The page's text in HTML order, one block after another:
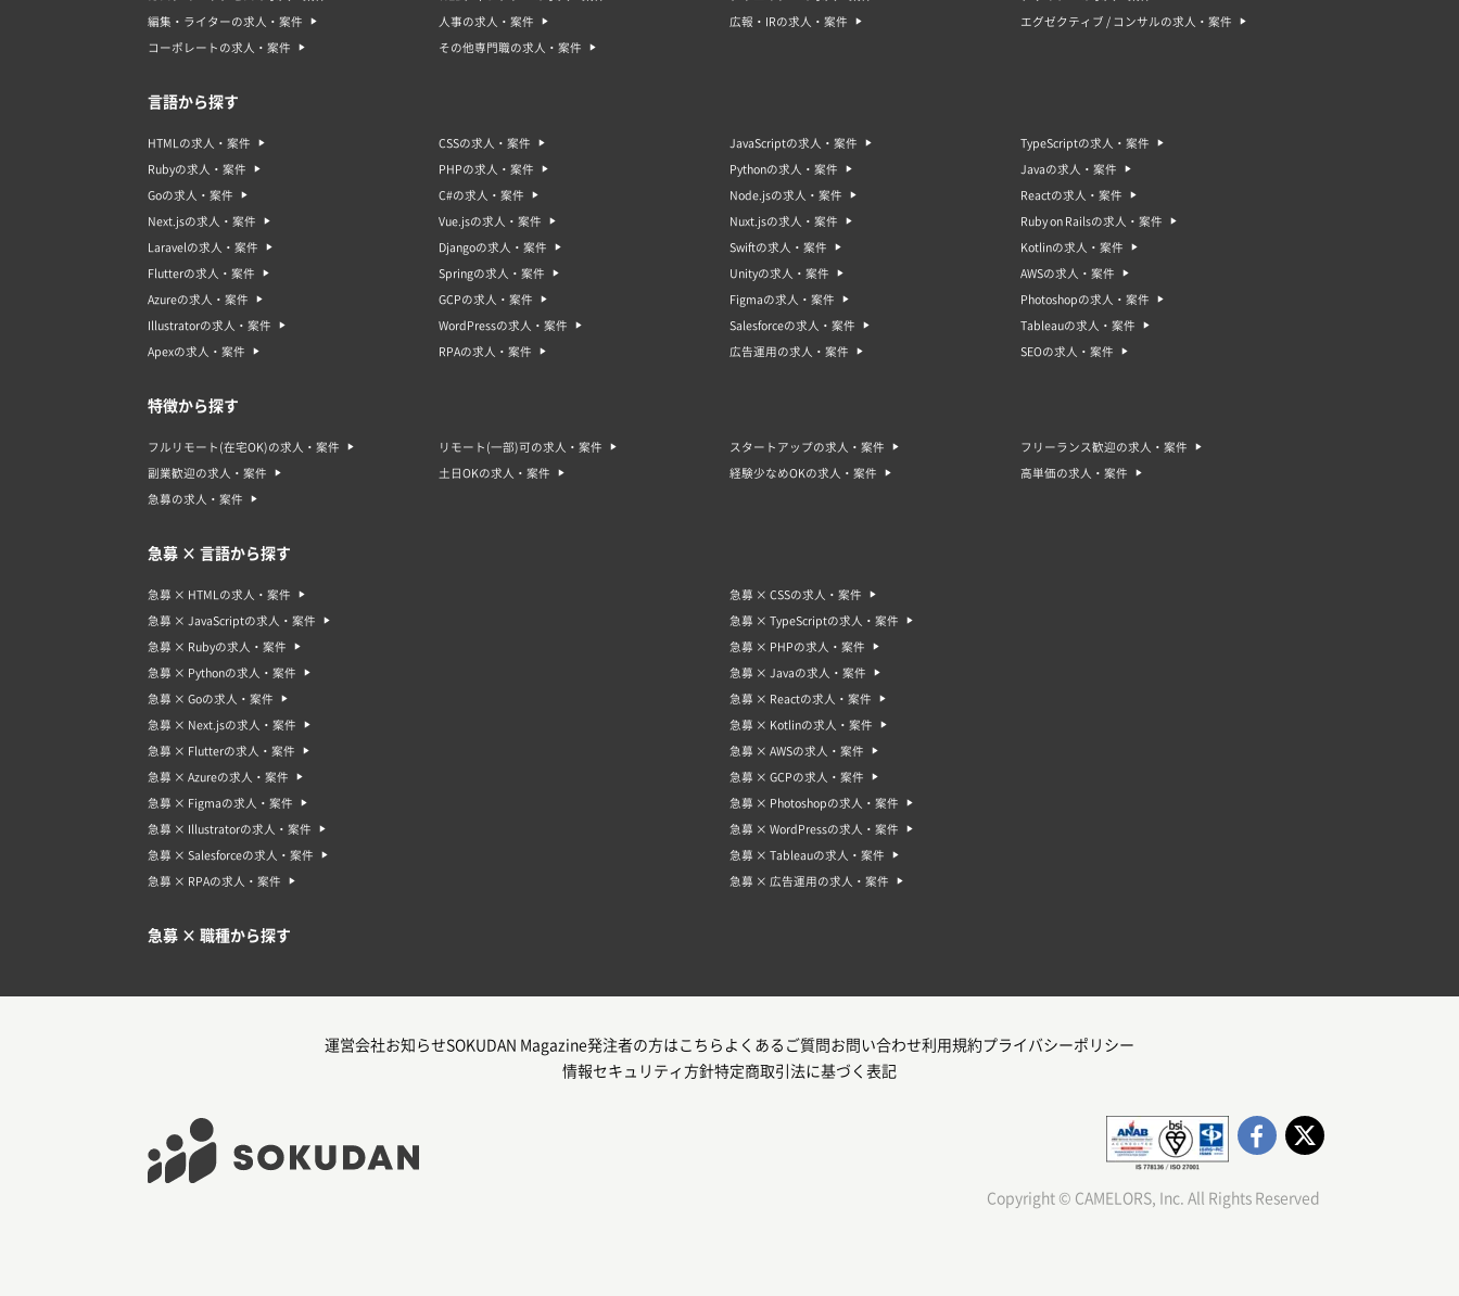
・業務内容が急に変更になる場合があるため、不安定な環境で働くことになる場合がある。
契約や非正規雇用の場合、安定した雇用が期待できないため、収入面や将来性を考慮して応募するかどうか、慎重に判断する必要があります。
・フレキシブルな対応能力：急な変更にも柔軟に対応し、自ら主体的に問題を解決できる能力が必要です。
・テクニカルスキル：特定の業務に必要な専門的な知識やスキルが求められる場合があります。
・ストレスに強い精神力：高い労働強度や急な変更によるストレスに対して、適切に対処できる精神力が必要です。
ットに自信を持ち、適切にアピールすることが重要です。
未経験でも急募の案件・求人に応募できる？
未経験でも急募の案件・求人に応募することは可能です。急募の案件・求人は、早急に業務を担当することが求められるため、経験者だけでなく未経験者でも即戦
力として活躍できる可能性があります。求人票や企業の採用ページには、未経験者でも応募可能な旨が明記されている場合もあります。応募する前には、業務内容
や必要なスキルをよく理解し、自分自身のスキルセットをしっかりアピールすることが重要です。また、未経験者でも活躍できるように、企業側が研修やサポート
の募集よりも時給や日給が高く設定されることがあります。<ただし、急募であるために、業務内容が多岐に渡る場合や、短期間で大量の仕事をこなす必要がある
編集・ライターの求人・案件 人事の求人・案件 広報・IRの求人・案件 エグゼクティブ / コンサルの求人・案件
コーポレートの求人・案件 その他専門職の求人・案件
言語から探す
HTMLの求人・案件 CSSの求人・案件 JavaScriptの求人・案件 TypeScriptの求人・案件
Rubyの求人・案件 PHPの求人・案件 Pythonの求人・案件 Javaの求人・案件
Goの求人・案件 C#の求人・案件 Node.jsの求人・案件 Reactの求人・案件
Next.jsの求人・案件 Vue.jsの求人・案件 Nuxt.jsの求人・案件 Ruby on Railsの求人・案件
Laravelの求人・案件 Djangoの求人・案件 Swiftの求人・案件 Kotlinの求人・案件
Flutterの求人・案件 Springの求人・案件 Unityの求人・案件 AWSの求人・案件
Azureの求人・案件 GCPの求人・案件 Figmaの求人・案件 Photoshopの求人・案件
Illustratorの求人・案件 WordPressの求人・案件 Salesforceの求人・案件 Tableauの求人・案件
Apexの求人・案件 RPAの求人・案件 広告運用の求人・案件 SEOの求人・案件
特徴から探す
フルリモート(在宅OK)の求人・案件 リモート(一部)可の求人・案件 スタートアップの求人・案件 フリーランス歓迎の求人・案件
副業歓迎の求人・案件 土日OKの求人・案件 経験少なめOKの求人・案件 高単価の求人・案件
急募の求人・案件
急募 × 言語から探す
急募 × HTMLの求人・案件 急募 × CSSの求人・案件
急募 × JavaScriptの求人・案件 急募 × TypeScriptの求人・案件
急募 × Rubyの求人・案件 急募 × PHPの求人・案件
急募 × Pythonの求人・案件 急募 × Javaの求人・案件
急募 × Goの求人・案件 急募 × Reactの求人・案件
急募 × Next.jsの求人・案件 急募 × Kotlinの求人・案件
急募 × Flutterの求人・案件 急募 × AWSの求人・案件
急募 × Azureの求人・案件 急募 × GCPの求人・案件
急募 × Figmaの求人・案件 急募 × Photoshopの求人・案件
急募 × Illustratorの求人・案件 急募 × WordPressの求人・案件
急募 × Salesforceの求人・案件 急募 × Tableauの求人・案件
急募 × RPAの求人・案件 急募 × 広告運用の求人・案件
急募 × 職種から探す
運営会社お知らせSOKUDAN Magazine発注者の方はこちら よくあるご質問 お問い合わせ利用規約 プライバシーポリシー
情報セキュリティ方針特定商取引法に基づく表記
Copyright © CAMELORS, Inc. All Rights Reserved